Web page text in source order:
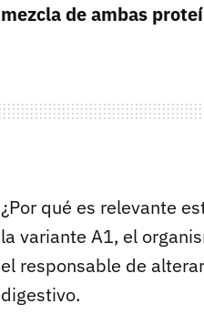
mezcla de ambas
¿Por qué es relevante
la variante A1, el
el responsable de
digestivo.